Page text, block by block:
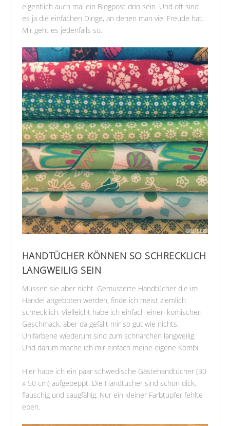
eigentlich auch mal ein Blogpost drin sein. Und oft sind
es ja die einfachen Dinge, an denen man viel Freude hat.
Mir geht es jedenfalls so.
HANDTÜCHER KÖNNEN SO SCHRECKLICH
LANGWEILIG SEIN
Müssen sie aber nicht. Gemusterte Handtücher die im
Handel angeboten werden, finde ich meist ziemlich
schrecklich. Vielleicht habe ich einfach einen komischen
Geschmack, aber da gefällt mir so gut wie nichts.
Unifarbene wiederum sind zum schnarchen langweilig.
Und darum mache ich mir einfach meine eigene Kombi.
Hier habe ich ein paar schwedische Gästehandtücher (30
x 50 cm) aufgepeppt. Die Handtücher sind schön dick,
flauschig und saugfähig. Nur ein kleiner Farbtupfer fehlte
eben.